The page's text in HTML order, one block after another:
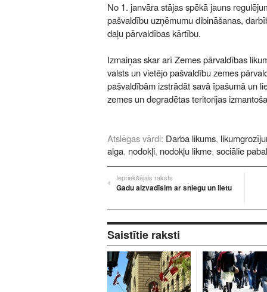
No 1. janvāra stājas spēkā jauns
pašvaldību uzņēmumu dibināšanas,
daļu pārvaldības kārtību.
Izmaiņas skar arī Zemes pārvaldības
valsts un vietējo pašvaldību zemes
pašvaldībām izstrādāt savā īpašumā un
zemes un degradētas teritorijas
Atslēgas vārdi: Darba likums,
alga, nodokļi, nodokļu likme, sociālie
Iepriekšējais raksts
Gadu aizvadīsim ar sniegu un lietu
Saistītie raksti